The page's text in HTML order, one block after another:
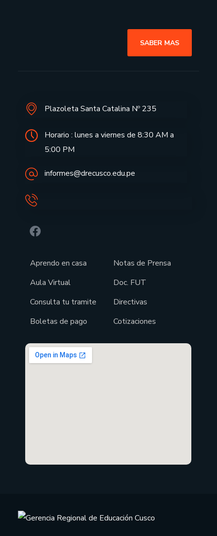
SABER MAS
Plazoleta Santa Catalina Nº 235
Horario : lunes a viernes de 8:30 AM a
5:00 PM
informes@drecusco.edu.pe
Aprendo en casa
Aula Virtual
Consulta tu tramite
Boletas de pago
Notas de Prensa
Doc. FUT
Directivas
Cotizaciones